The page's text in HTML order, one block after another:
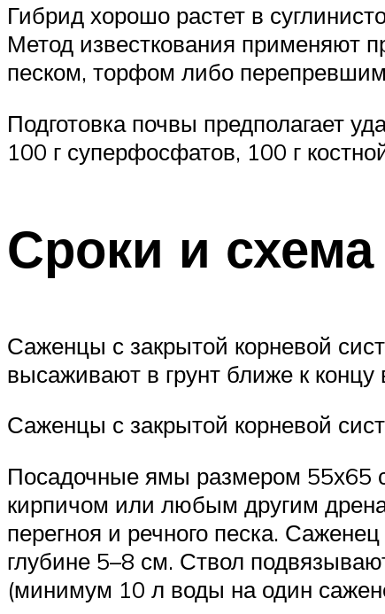
Гибрид хорошо растет в
Метод известкования применяют
песком, торфом либо
Подготовка почвы предполагает
100 г суперфосфатов, 100 г
Сроки и
Саженцы с закрытой корневой
высаживают в грунт ближе к
Саженцы с закрытой корневой
Посадочные ямы размером 55х65
кирпичом или любым другим
перегноя и речного песка.
глубине 5–8 см. Ствол
(минимум 10 л воды на один